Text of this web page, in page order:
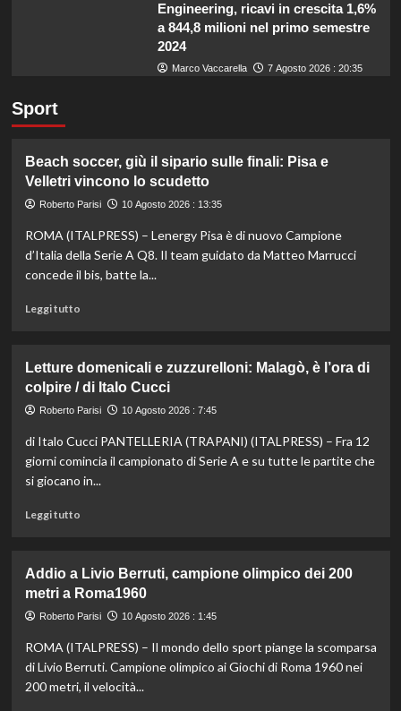
Engineering, ricavi in crescita 1,6%
a 844,8 milioni nel primo semestre
2024
Marco Vaccarella 7 Agosto 2026 : 20:35
Sport
Beach soccer, giù il sipario sulle finali: Pisa e
Velletri vincono lo scudetto
Roberto Parisi 10 Agosto 2026 : 13:35
ROMA (ITALPRESS) – Lenergy Pisa è di nuovo Campione
d’Italia della Serie A Q8. Il team guidato da Matteo Marrucci
concede il bis, batte la...
Leggi tuttoLeggi
Beach
soccer,
giù
sipario
sulle
finali:
scudetto
Letture domenicali e zuzzurelloni: Malagò, è l’ora di
colpire / di Italo Cucci
Roberto Parisi 10 Agosto 2026 : 7:45
di Italo Cucci PANTELLERIA (TRAPANI) (ITALPRESS) – Fra 12
giorni comincia il campionato di Serie A e su tutte le partite che
si giocano in...
Leggi tuttoLeggi
Letture
domenicali
e
Malagò,
è
l’ora
Addio a Livio Berruti, campione olimpico dei 200
metri a Roma1960
Roberto Parisi 10 Agosto 2026 : 1:45
ROMA (ITALPRESS) – Il mondo dello sport piange la scomparsa
di Livio Berruti. Campione olimpico ai Giochi di Roma 1960 nei
200 metri, il velocità...